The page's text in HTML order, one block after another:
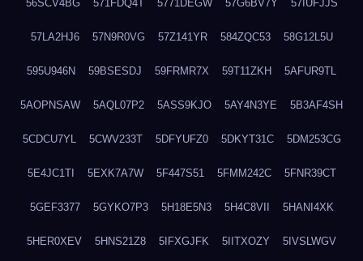
56SCV4BG 571FDQ4T 5771DEGW 57G6BV7Y 57IUFJJS
57LA2HJ6 57N9R0VG 57Z141YR 584ZQC53 58G12L5U
595U946N 59BSESDJ 59FRMR7X 59T11ZKH 5AFUR9TL
5AOPNSAW 5AQL07P2 5ASS9KJO 5AY4N3YE 5B3AF4SH
5CDCU7YL 5CWV233T 5DFYUFZ0 5DKYT31C 5DM253CG
5E4JC1TI 5EXK7A7W 5F447S51 5FMM242C 5FNR39CT
5GEF3377 5GYKO7P3 5H18E5N3 5H4C8VII 5HANI4XK
5HER0XEV 5HNS21Z8 5IFXGJFK 5IITXOZY 5IVSLWGV